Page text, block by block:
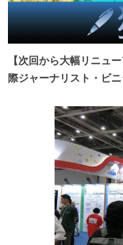
【次回から大幅リニュ
際ジャーナリスト・ビ